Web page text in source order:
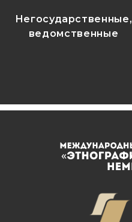
Негосударственные,
ведомственные